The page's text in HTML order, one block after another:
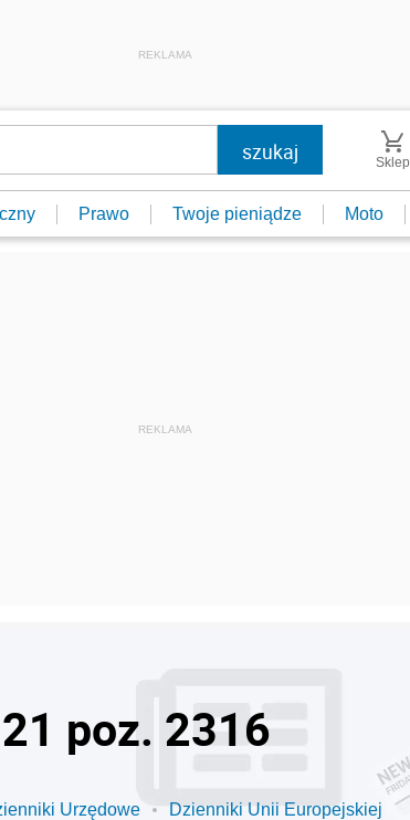
REKLAMA
Sklep
Prawo Twoje pieniądze Moto
poz. 2316
Urzędowe Dzienniki Unii Europejskiej